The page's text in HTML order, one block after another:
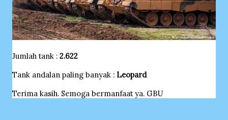
Jumlah tank : 2.622
Tank andalan paling banyak : Leopard
Terima kasih. Semoga bermanfaat ya. GBU